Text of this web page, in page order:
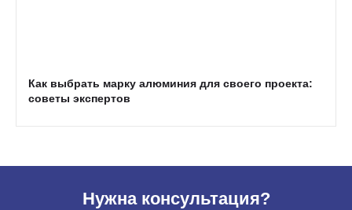
Как выбрать марку алюминия для своего проекта:
советы экспертов
Нужна консультация?